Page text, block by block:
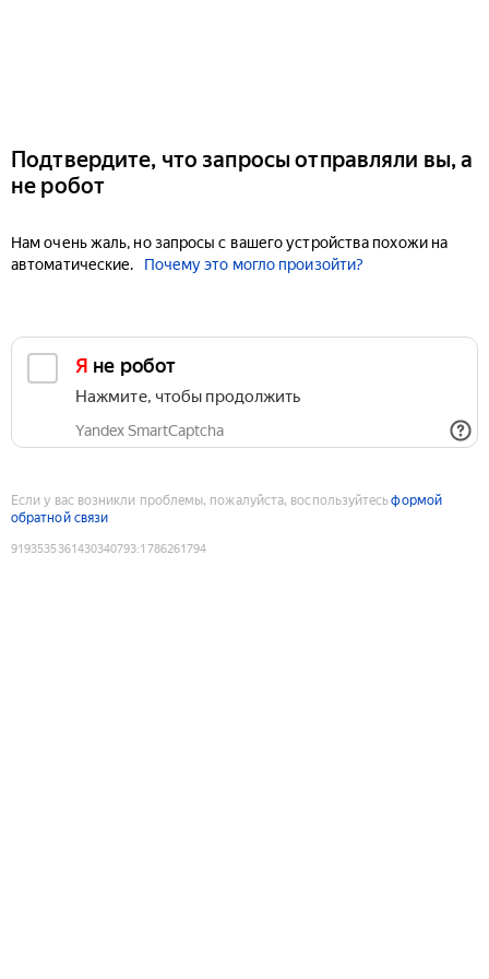
Подтвердите, что запросы отправляли вы, а
не робот
Нам очень жаль, но запросы с вашего устройства похожи на
автоматические.
Почему это могло произойти?
Я не робот
Нажмите, чтобы продолжить
Yandex SmartCaptcha
Если у вас возникли проблемы, пожалуйста, воспользуйтесьформой
обратной связи
9193535361430340793:1786261794